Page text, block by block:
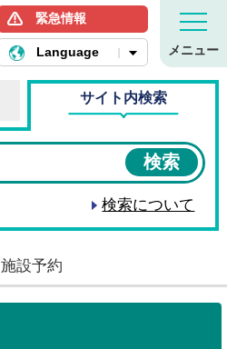
筑西市ホームページ
緊急情報
Language メニュー
サイト内検索
検索について
施設予約